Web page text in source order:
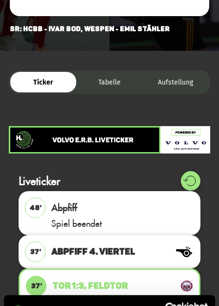
SR: HCBB - Ivar Bod, Wespen - Emil Stähler
Ticker Tabelle Aufstellung
Liveticker
48'
Abpfiff
Spiel beendet
37' ABPFIFF 4. Viertel
37' TOR 1:3, FELDTOR